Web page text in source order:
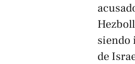
siendo
de